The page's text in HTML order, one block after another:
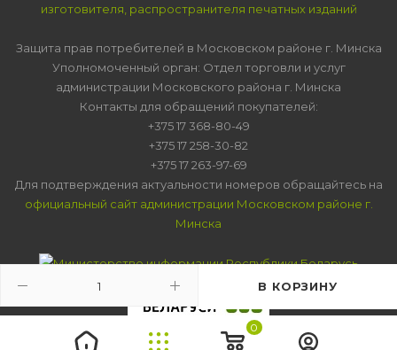
В КОРЗИНУ
0
изготовителя, распространителя печатных изданий
Защита прав потребителей в Московском районе г. Минска
Уполномоченный орган: Отдел торговли и услуг
администрации Московского района г. Минска
Контакты для обращений покупателей:
+375 17 368-80-49
+375 17 258-30-82
+375 17 263-97-69
Для подтверждения актуальности номеров обращайтесь на
официальный сайт администрации Московском районе г.
Минска